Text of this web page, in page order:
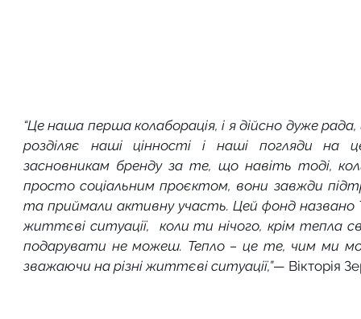
“Це наша перша колаборація, і я дійсно дуже
розділяє наші цінності і наші погляди на
засновникам бренду за те, що навіть тоді,
просто соціальним проєктом, вони завжди
та приймали активну участь. Цей фонд
життєві ситуації,  коли ти нічого, крім тепла
подарувати не можеш. Тепло – це те, чим ми
зважаючи на різні життєві ситуації,”— Вікторія